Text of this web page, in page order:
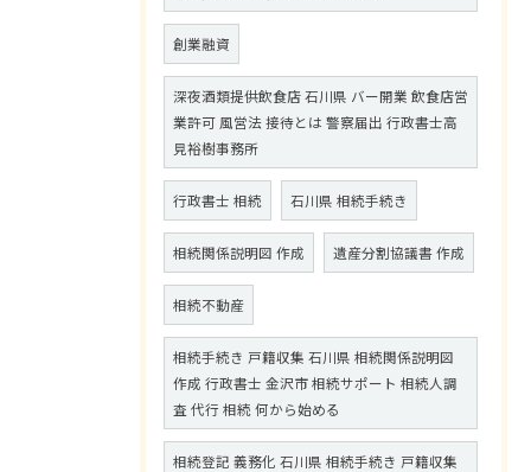
創業融資
深夜酒類提供飲食店 石川県 バー開業 飲食店営
業許可 風営法 接待とは 警察届出 行政書士高
見裕樹事務所
行政書士 相続 石川県 相続手続き
相続関係説明図 作成 遺産分割協議書 作成
相続不動産
相続手続き 戸籍収集 石川県 相続関係説明図
作成 行政書士 金沢市 相続サポート 相続人調
査 代行 相続 何から始める
相続登記 義務化 石川県 相続手続き 戸籍収集